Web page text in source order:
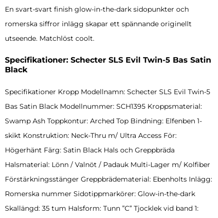
En svart-svart finish glow-in-the-dark sidopunkter och
romerska siffror inlägg skapar ett spännande originellt
utseende. Matchlöst coolt.
Specifikationer: Schecter SLS Evil Twin-5 Bas Satin
Black
Specifikationer Kropp Modellnamn: Schecter SLS Evil Twin-5
Bas Satin Black Modellnummer: SCH1395 Kroppsmaterial:
Swamp Ash Toppkontur: Arched Top Bindning: Elfenben 1-
skikt Konstruktion: Neck-Thru m/ Ultra Access För:
Högerhänt Färg: Satin Black Hals och Greppbräda
Halsmaterial: Lönn / Valnöt / Padauk Multi-Lager m/ Kolfiber
Förstärkningsstänger Greppbrädematerial: Ebenholts Inlägg:
Romerska nummer Sidotippmarkörer: Glow-in-the-dark
Skallängd: 35 tum Halsform: Tunn ”C” Tjocklek vid band 1: